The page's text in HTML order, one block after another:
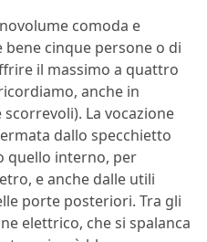
comoda e
bene cinque persone o di
il massimo a quattro
anche in
La vocazione
dallo specchietto
quello interno, per
e anche dalle utili
porte posteriori. Tra gli
elettrico, che si spalanca